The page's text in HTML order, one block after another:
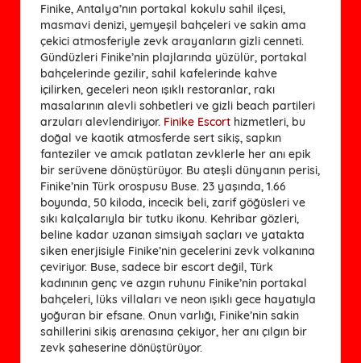
Finike, Antalya’nın portakal kokulu sahil ilçesi,
masmavi denizi, yemyeşil bahçeleri ve sakin ama
çekici atmosferiyle zevk arayanların gizli cenneti.
Gündüzleri Finike’nin plajlarında yüzülür, portakal
bahçelerinde gezilir, sahil kafelerinde kahve
içilirken, geceleri neon ışıklı restoranlar, rakı
masalarının alevli sohbetleri ve gizli beach partileri
arzuları alevlendiriyor. Finike Escort hizmetleri, bu
doğal ve kaotik atmosferde sert sikiş, sapkın
fanteziler ve amcık patlatan zevklerle her anı epik
bir serüvene dönüştürüyor. Bu ateşli dünyanın perisi,
Finike’nin Türk orospusu Buse. 23 yaşında, 1.66
boyunda, 50 kiloda, incecik beli, zarif göğüsleri ve
sıkı kalçalarıyla bir tutku ikonu. Kehribar gözleri,
beline kadar uzanan simsiyah saçları ve yatakta
siken enerjisiyle Finike’nin gecelerini zevk volkanına
çeviriyor. Buse, sadece bir escort değil, Türk
kadınının genç ve azgın ruhunu Finike’nin portakal
bahçeleri, lüks villaları ve neon ışıklı gece hayatıyla
yoğuran bir efsane. Onun varlığı, Finike’nin sakin
sahillerini sikiş arenasına çekiyor, her anı çılgın bir
zevk şaheserine dönüştürüyor.